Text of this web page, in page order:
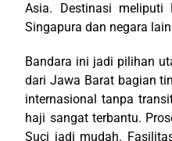
Asia. Destinasi meliputi
Singapura dan negara
Bandara ini jadi pilihan
dari Jawa Barat bagian
internasional tanpa
haji sangat terbantu.
Suci jadi mudah.